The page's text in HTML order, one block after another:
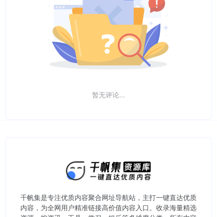
暂无评论...
千帆集是专注优质内容聚合网址导航站，主打一键直达优质
内容，为全网用户精准链接高价值内容入口。​收录海量精选